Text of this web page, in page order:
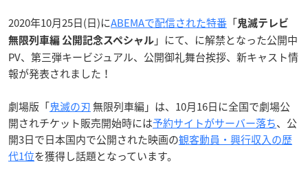
2020年10月25日(日)にABEMAで配信された特番 「鬼滅テレビ
無限列車編 公開記念スペシャル 」にて、に解禁となった公開中
PV、第三弾キービジュアル、公開御礼舞台挨拶、新キャスト情
報が発表されました！
劇場版「鬼滅の刃無限列車編」は、10月16日に全国で劇場公
開されチケット販売開始時には予約サイトがサーバー落ち、公
開3日で日本国内で公開された映画の観客動員・興行収入の歴
代1位を獲得し話題となっています。